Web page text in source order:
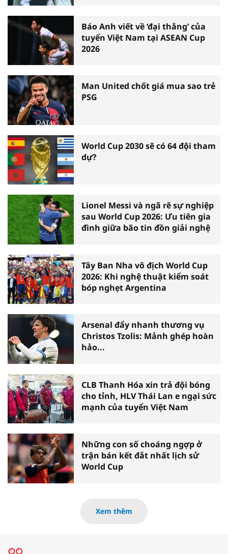
Báo Anh viết về ‘đại thắng’ của
tuyển Việt Nam tại ASEAN Cup
2026
Man United chốt giá mua sao trẻ
PSG
World Cup 2030 sẽ có 64 đội tham
dự?
Lionel Messi và ngã rẽ sự nghiệp
sau World Cup 2026: Ưu tiên gia
đình giữa bão tin đồn giải nghệ
Tây Ban Nha vô địch World Cup
2026: Khi nghệ thuật kiểm soát
bóp nghẹt Argentina
Arsenal đẩy nhanh thương vụ
Christos Tzolis: Mảnh ghép hoàn
hảo...
CLB Thanh Hóa xin trả đội bóng
cho tỉnh, HLV Thái Lan e ngại sức
mạnh của tuyển Việt Nam
Những con số choáng ngợp ở
trận bán kết đắt nhất lịch sử
World Cup
Xem thêm